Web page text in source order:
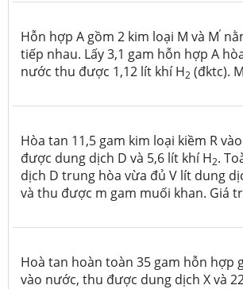
Hỗn hợp A gồm 2 kim loại M và M’
tiếp nhau. Lấy 3,1 gam hỗn hợp A
nước thu được 1,12 lít khí H2 (đktc).
Hòa tan 11,5 gam kim loại kiềm R
được dung dịch D và 5,6 lít khí H2.
dịch D trung hòa vừa đủ V lít dung
và thu được m gam muối khan. Giá
Hoà tan hoàn toàn 35 gam hỗn hợp
vào nước, thu được dung dịch X và